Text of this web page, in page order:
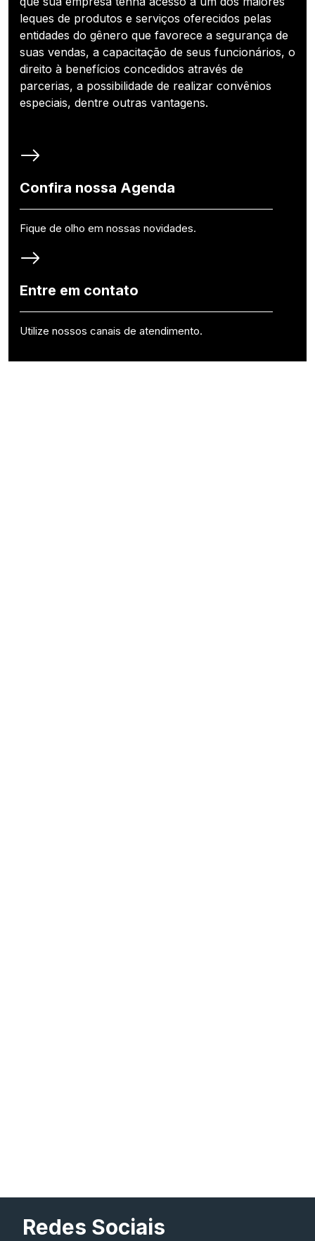
leques de produtos e serviços oferecidos pelas
entidades do gênero que favorece a segurança de
suas vendas, a capacitação de seus funcionários, o
direito à benefícios concedidos através de
parcerias, a possibilidade de realizar convênios
especiais, dentre outras vantagens.
Confira nossa Agenda
Fique de olho em nossas novidades.
Entre em contato
Utilize nossos canais de atendimento.
Redes Sociais